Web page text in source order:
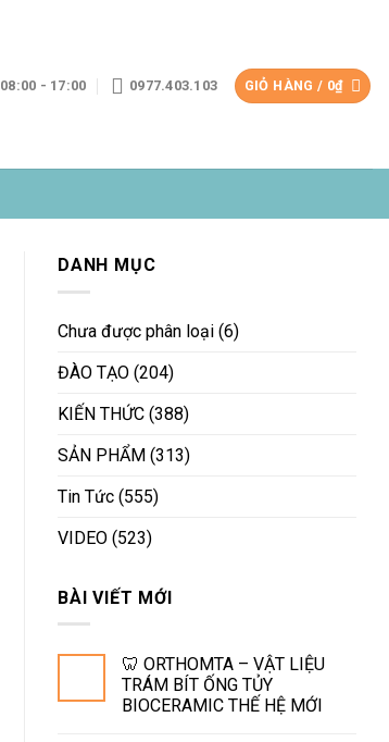
08:00 - 17:00 0977.403.103 GIỎ HÀNG / 0₫
DANH MỤC
Chưa được phân loại (6)
ĐÀO TẠO (204)
KIẾN THỨC (388)
SẢN PHẨM (313)
Tin Tức (555)
VIDEO (523)
BÀI VIẾT MỚI
🦷 ORTHOMTA – VẬT LIỆU
TRÁM BÍT ỐNG TỦY
BIOCERAMIC THẾ HỆ MỚI